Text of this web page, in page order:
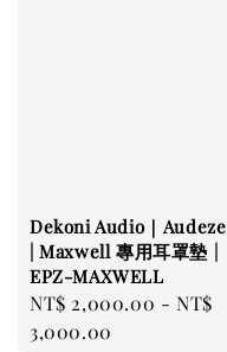
Dekoni Audio｜Audeze
| Maxwell 專用耳罩墊 |
EPZ-MAXWELL
Regular
price
NT$ 2,000.00 -NT$
3,000.00